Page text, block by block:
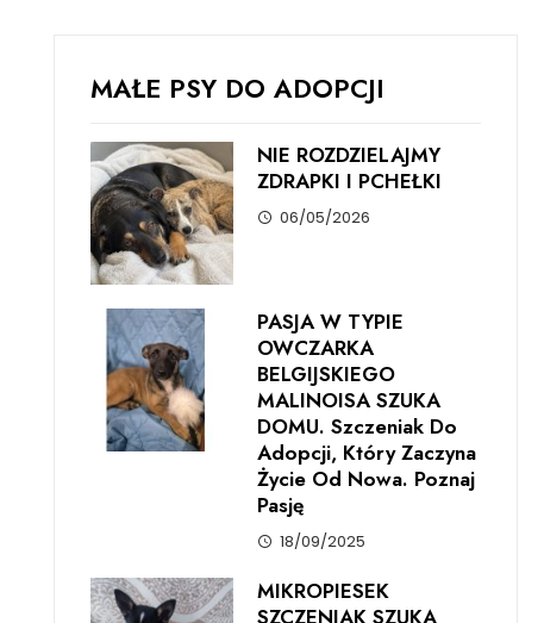
MAŁE PSY DO ADOPCJI
NIE ROZDZIELAJMY
ZDRAPKI I PCHEŁKI
06/05/2026
PASJA W TYPIE
OWCZARKA
BELGIJSKIEGO
MALINOISA SZUKA
DOMU. Szczeniak Do
Adopcji, Który Zaczyna
Życie Od Nowa. Poznaj
Pasję
18/09/2025
MIKROPIESEK
SZCZENIAK SZUKA